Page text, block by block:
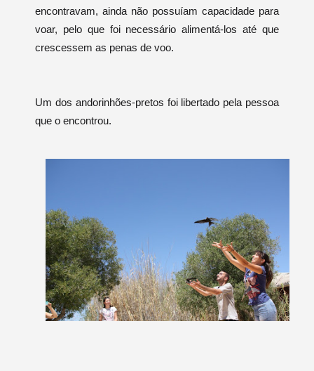
encontravam, ainda não possuíam capacidade para
voar, pelo que foi necessário alimentá-los até que
crescessem as penas de voo.
Um dos andorinhões-pretos foi libertado pela pessoa
que o encontrou.